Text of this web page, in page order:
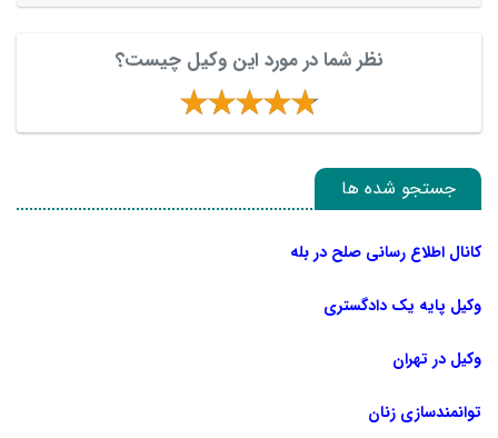
نظر شما در مورد این وکیل چیست؟
جستجو شده ها
کانال اطلاع رسانی صلح در بله
وکیل پایه یک دادگستری
وکیل در تهران
توانمندسازی زنان